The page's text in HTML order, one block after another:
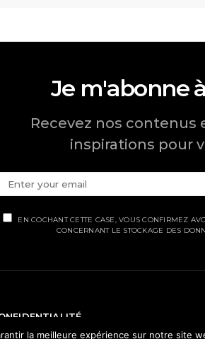
Je m'abonne
Recevez nos contenus
inspirations pour
EN COCHANT CETTE CASE, VOUS CONFIRMEZ
CONCERNANT LE STOCKAGE DES
la meilleure expérience sur notre site